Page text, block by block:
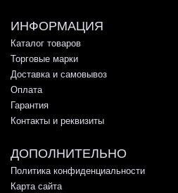
ИНФОРМАЦИЯ
Каталог товаров
Торговые марки
Доставка и самовывоз
Оплата
Гарантия
Контакты и реквизиты
ДОПОЛНИТЕЛЬНО
Политика конфиденциальности
Карта сайта